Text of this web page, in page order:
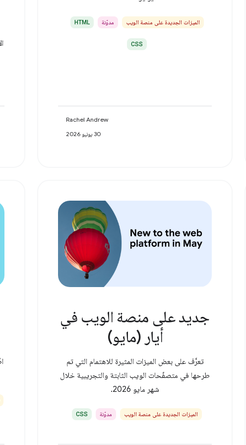
الميزات الجديدة على منصة الويب مدوّنة HTML
CSS
Rachel Andrew
30 يونيو 2026
جديد على منصة الويب في
أيار (مايو)
تعرَّف على بعض الميزات المثيرة للاهتمام التي تم
طرحها في متصفّحات الويب الثابتة والتجريبية خلال
شهر مايو 2026.
الميزات الجديدة على منصة الويب مدوّنة CSS